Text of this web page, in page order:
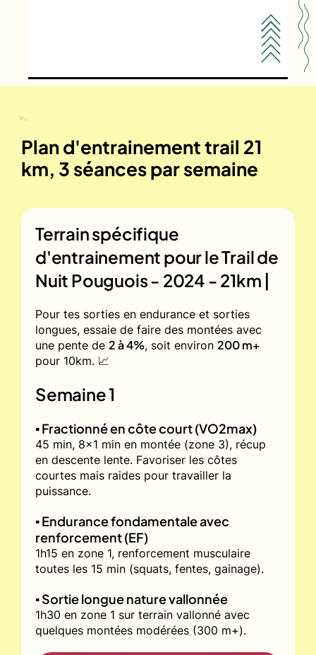
Plan d'entrainement trail 21
km, 3 séances par semaine
Terrain spécifique
d'entrainement pour leTrail de
Nuit Pouguois - 2024 - 21km |
Pour tes sorties en endurance et sorties
longues, essaie de faire des montées avec
une pente de 2 à 4%, soit environ 200 m+
pour 10km. 📈
Semaine 1
▪️ Fractionné en côte court (VO2max)
45 min, 8x1 min en montée (zone 3), récup
en descente lente. Favoriser les côtes
courtes mais raides pour travailler la
puissance.
▪️ Endurance fondamentale avec
renforcement (EF)
1h15 en zone 1, renforcement musculaire
toutes les 15 min (squats, fentes, gainage).
▪️ Sortie longue nature vallonnée
1h30 en zone 1 sur terrain vallonné avec
quelques montées modérées (300 m+).